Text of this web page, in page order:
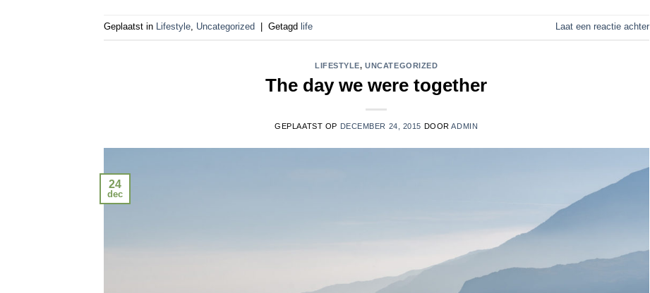
Geplaatst in Lifestyle, Uncategorized Getagd life Laat een reactie achter
LIFESTYLE,UNCATEGORIZED
The day we were together
GEPLAATST OP DECEMBER 24, 2015 DOORADMIN
24
dec